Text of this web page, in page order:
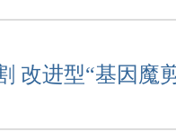
改进型“基因魔